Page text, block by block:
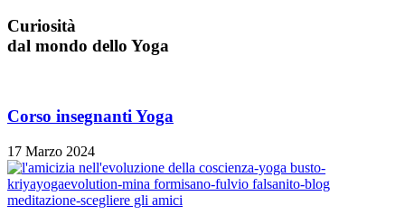
Curiosità
dal mondo dello Yoga
Corso insegnanti Yoga
17 Marzo 2024